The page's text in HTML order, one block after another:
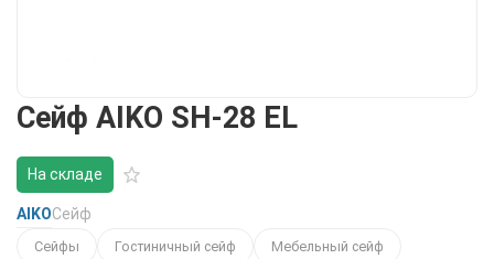
Сейф AIKO SH-28 EL
На складе
AIKOСейф
Сейфы Гостиничный сейф Мебельный сейф